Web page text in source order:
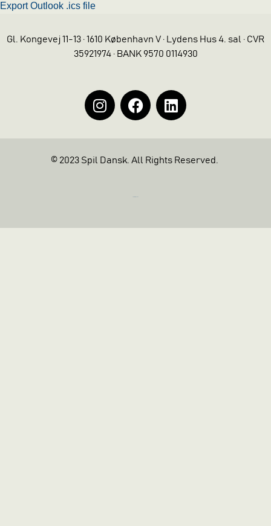
Export Outlook .ics file
Gl. Kongevej 11-13 · 1610 København V · Lydens Hus 4. sal · CVR
35921974 · BANK 9570 0114930
© 2023 Spil Dansk. All Rights Reserved.